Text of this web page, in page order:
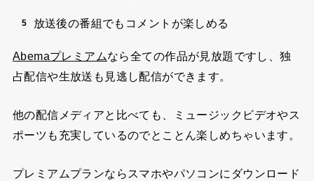
放送後の番組でもコメントが楽しめる
Abemaプレミアムなら全ての作品が見放題ですし、独
占配信や生放送も見逃し配信ができます。
他の配信メディアと比べても、ミュージックビデオやス
ポーツも充実しているのでとことん楽しめちゃいます。
プレミアムプランならスマホやパソコンにダウンロード